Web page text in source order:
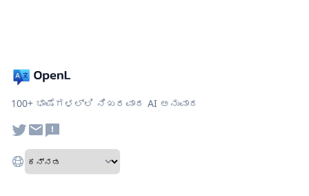
100+ ಭಾಷೆಗಳಲ್ಲಿ ನಿಖರವಾದ AI ಅನುವಾದ